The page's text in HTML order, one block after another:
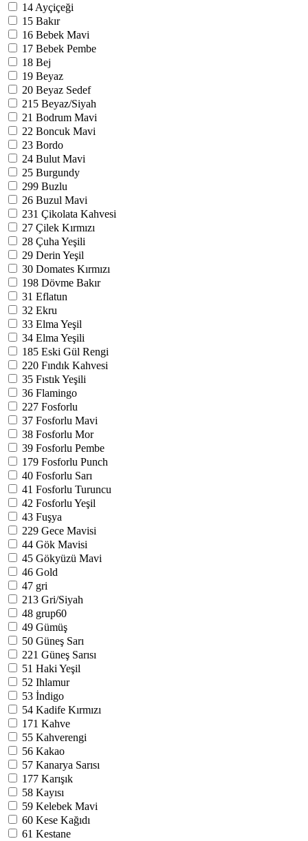
14 Ayçiçeği
15 Bakır
16 Bebek Mavi
17 Bebek Pembe
18 Bej
19 Beyaz
20 Beyaz Sedef
215 Beyaz/Siyah
21 Bodrum Mavi
22 Boncuk Mavi
23 Bordo
24 Bulut Mavi
25 Burgundy
299 Buzlu
26 Buzul Mavi
231 Çikolata Kahvesi
27 Çilek Kırmızı
28 Çuha Yeşili
29 Derin Yeşil
30 Domates Kırmızı
198 Dövme Bakır
31 Eflatun
32 Ekru
33 Elma Yeşil
34 Elma Yeşili
185 Eski Gül Rengi
220 Fındık Kahvesi
35 Fıstık Yeşili
36 Flamingo
227 Fosforlu
37 Fosforlu Mavi
38 Fosforlu Mor
39 Fosforlu Pembe
179 Fosforlu Punch
40 Fosforlu Sarı
41 Fosforlu Turuncu
42 Fosforlu Yeşil
43 Fuşya
229 Gece Mavisi
44 Gök Mavisi
45 Gökyüzü Mavi
46 Gold
47 gri
213 Gri/Siyah
48 grup60
49 Gümüş
50 Güneş Sarı
221 Güneş Sarısı
51 Haki Yeşil
52 Ihlamur
53 İndigo
54 Kadife Kırmızı
171 Kahve
55 Kahverengi
56 Kakao
57 Kanarya Sarısı
177 Karışık
58 Kayısı
59 Kelebek Mavi
60 Kese Kağıdı
61 Kestane